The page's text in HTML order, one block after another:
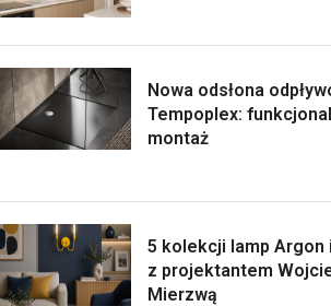
Nowa odsłona
Tempoplex:
montaż
5 kolekcji lamp Argon
z projektantem
Mierzwą